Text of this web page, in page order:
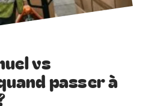
vs
passer à